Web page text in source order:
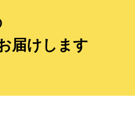
届けします